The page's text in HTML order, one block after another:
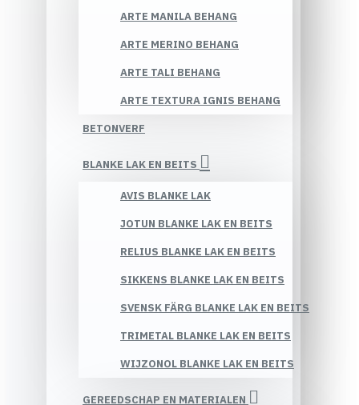
ARTE MANILA BEHANG
ARTE MERINO BEHANG
ARTE TALI BEHANG
ARTE TEXTURA IGNIS BEHANG
BETONVERF
BLANKE LAK EN BEITS
AVIS BLANKE LAK
JOTUN BLANKE LAK EN BEITS
RELIUS BLANKE LAK EN BEITS
SIKKENS BLANKE LAK EN BEITS
SVENSK FÄRG BLANKE LAK EN BEITS
TRIMETAL BLANKE LAK EN BEITS
WIJZONOL BLANKE LAK EN BEITS
GEREEDSCHAP EN MATERIALEN